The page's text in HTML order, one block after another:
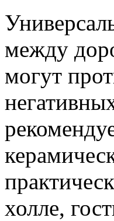
между
могут
холле,